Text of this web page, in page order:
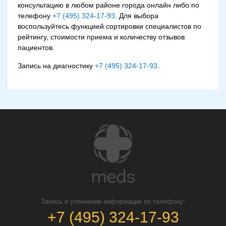
консультацию в любом районе города онлайн либо по
телефону +7 (495) 324-17-93 . Для выбора
воспользуйтесь функцией сортировки специалистов по
рейтингу, стоимости приема и количеству отзывов
пациентов.
Запись на диагностику +7 (495) 324-17-93
Запись и уточнение информации по телефону:
+7 (495) 324-17-93